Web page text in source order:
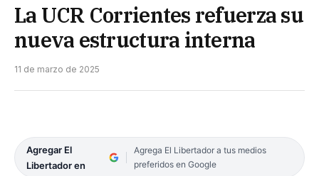
La UCR Corrientes refuerza su
nueva estructura interna
11 de marzo de 2025
Agregar El
Libertador en
Agrega El Libertador a tus medios
preferidos en Google